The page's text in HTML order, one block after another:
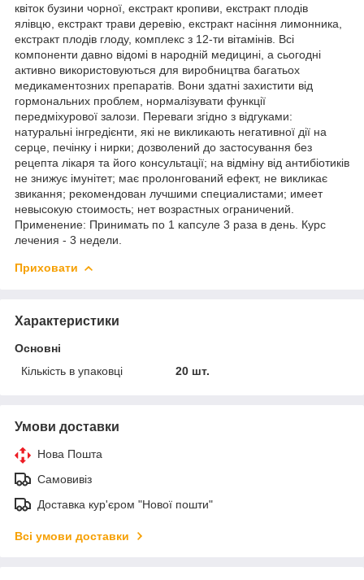
квіток бузини чорної, екстракт кропиви, екстракт плодів
ялівцю, екстракт трави деревію, екстракт насіння лимонника,
екстракт плодів глоду, комплекс з 12-ти вітамінів. Всі
компоненти давно відомі в народній медицині, а сьогодні
активно використовуються для виробництва багатьох
медикаментозних препаратів. Вони здатні захистити від
гормональних проблем, нормалізувати функції
передміхурової залози. Переваги згідно з відгуками:
натуральні інгредієнти, які не викликають негативної дії на
серце, печінку і нирки; дозволений до застосування без
рецепта лікаря та його консультації; на відміну від антибіотиків
не знижує імунітет; має пролонгований ефект, не викликає
звикання; рекомендован лучшими специалистами; имеет
невысокую стоимость; нет возрастных ограничений.
Применение: Принимать по 1 капсуле 3 раза в день. Курс
лечения - 3 недели.
Приховати
Характеристики
Основні
Кількість в упаковці
20 шт.
Умови доставки
Нова Пошта
Самовивіз
Доставка кур'єром "Нової пошти"
Всі умови доставки